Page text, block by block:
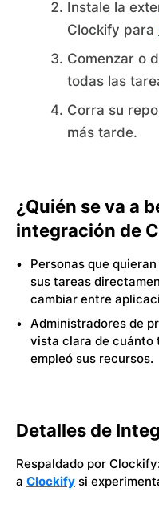
Instale la
Clockify para
Comenzar o
todas las
Corra su
más tarde.
¿Quién se va a
integración de
Personas que
sus tareas
cambiar entre
Administradores de
vista clara de cuánto
empleó sus recursos.
Detalles de
Respaldado por
a Clockify si